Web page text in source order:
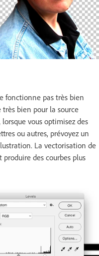
fonctionne pas très bien
bien pour la source
vous optimisez des
ou autres, prévoyez un
La vectorisation de
des courbes plus